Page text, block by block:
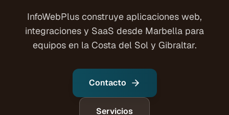
InfoWebPlus construye aplicaciones web,
integraciones y SaaS desde Marbella para
equipos en la Costa del Sol y Gibraltar.
Contacto
Servicios